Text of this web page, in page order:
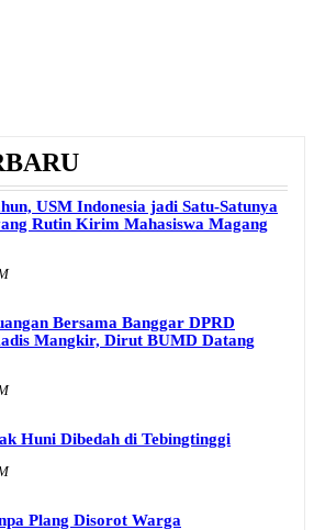
USM Indonesia jadi Satu-Satunya
Rutin Kirim Mahasiswa Magang
Bersama Banggar DPRD
Mangkir, Dirut BUMD Datang
Huni Dibedah di Tebingtinggi
Plang Disorot Warga